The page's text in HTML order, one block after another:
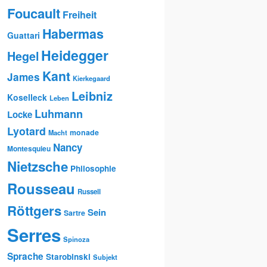
Foucault Freiheit
Guattari Habermas
Hegel Heidegger
James Kant Kierkegaard
Koselleck Leben Leibniz
Locke Luhmann
Lyotard Macht monade
Montesquieu Nancy
Nietzsche Philosophie
Rousseau Russell
Röttgers Sartre Sein
Serres Spinoza
Sprache Starobinski Subjekt